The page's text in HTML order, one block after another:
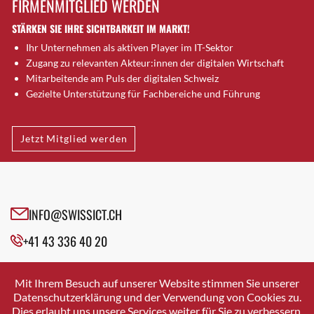
Brugg AG
Brütten
Bubendorf
Bubikon
Buchs (SG)
Bäretswil
Bülach
Cazis
Crissier
Davos Platz
Dierikon
Dietikon
FIRMENMITGLIED WERDEN
STÄRKEN SIE IHRE SICHTBARKEIT IM MARKT!
Ihr Unternehmen als aktiven Player im IT-Sektor
Zugang zu relevanten Akteur:innen der digitalen Wirtschaft
Mitarbeitende am Puls der digitalen Schweiz
Gezielte Unterstützung für Fachbereiche und Führung
Jetzt Mitglied werden
INFO@SWISSICT.CH
+41 43 336 40 20
SWISSICT
VULKANSTRASSE 120
8048 ZURICH
Mit Ihrem Besuch auf unserer Website stimmen Sie unserer
Datenschutzerklärung und der Verwendung von Cookies zu.
Dies erlaubt uns unsere Services weiter für Sie zu verbessern.